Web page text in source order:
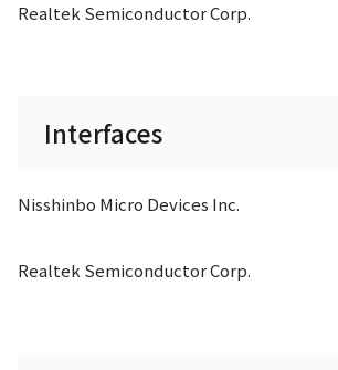
Realtek Semiconductor Corp.
Interfaces
Nisshinbo Micro Devices Inc.
Realtek Semiconductor Corp.